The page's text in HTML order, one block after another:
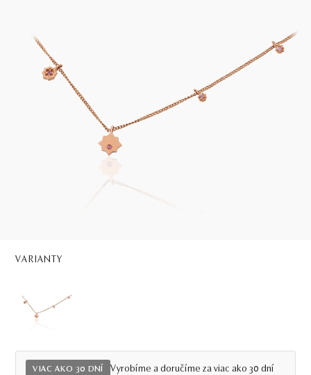
VARIANTY
VIAC AKO 30 DNÍ Vyrobíme a doručíme za viac ako 30 dní